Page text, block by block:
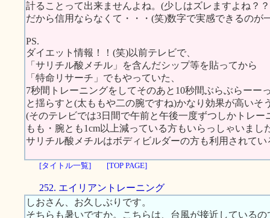
計ることって出来ませんよね。(少しはズレますよね？
だから信用ならなくて・・・(笑)数字で実感できるのが
PS.
ダイエット情報！！(笑)以前テレビで、
「サリチル酸メチル」を含んだシップ等を貼ってから
「特命リサーチ」でもやっていた、
7秒間トレーニングをしてそのあと10秒間ぶらぶらーー
と揺らすと(太ももや二の腕ですね)かなり効果が高いそ
(そのテレビでは3日間で午前と午後一度ずつしかトレー
もも・腕とも1cm以上減っている方もいらっしゃいまし
サリチル酸メチルはボディビルダーの方も利用されてい
[タイトル一覧] [TOP PAGE]
252. エイリアントレーニング
しおさん、お久しぶりです。
そちらも暑いですか。こちらは、台風が接近している